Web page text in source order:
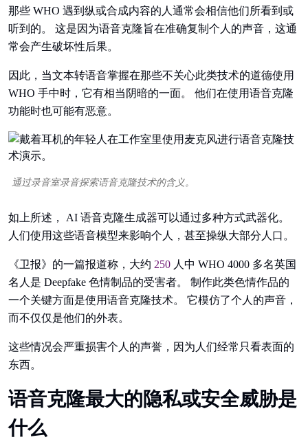
那些 WHO 遇到纵或合成内容的人通常会相信他们所看到或
听到的。 这是因为语音克隆旨在准确复制个人的声音，这通
常会产生破坏性后果。
因此，当文本转语音掌握在那些不关心此类技术的道德使用
WHO 手中时，它有相当阴暗的一面。 他们在使用语音克隆
功能时也可能有恶意。
通过录音室录音探索语音克隆技术的含义。
如上所述， AI 语音克隆生成器可以通过多种方式武器化。
人们使用这些语音模型来影响个人，甚至操纵大部分人口。
《卫报》的一篇报道称，大约 250 人中 WHO 4000 多名英国
名人是 Deepfake 色情制品的受害者。 制作此类色情作品的
一个关键方面是使用语音克隆技术。 它模仿了个人的声音，
而不仅仅是他们的外表。
这些情况会严重损害个人的声誉，因为人们经常只看表面的
东西。
语音克隆最大的隐私或安全威胁是
什么